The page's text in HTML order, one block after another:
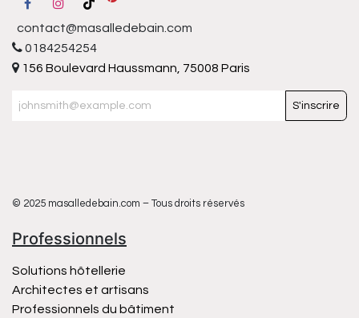
contact@masalledebain.com
0184254254
156 Boulevard Haussmann, 75008 Paris
S'inscrire
© 2025 masalledebain.com – Tous droits réservés
Professionnels
Solutions hôtellerie
Architectes et artisans
Professionnels du bâtiment